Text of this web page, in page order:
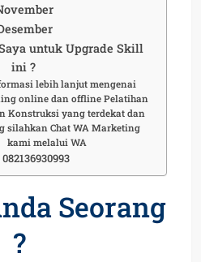
untuk Upgrade Skill
ini ?
lebih lanjut mengenai
online dan offline Pelatihan
Konstruksi yang terdekat dan
silahkan Chat WA Marketing
kami melalui WA
082136930993
Seorang
?